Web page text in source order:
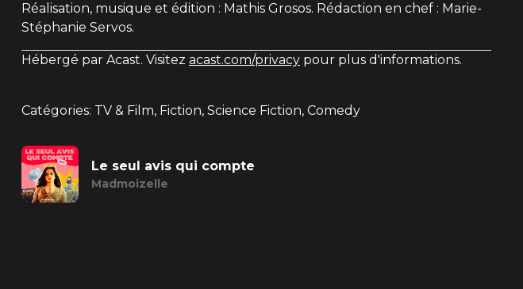
Réalisation, musique et édition : Mathis Grosos. Rédaction en chef : Marie-
Stéphanie Servos.
Hébergé par Acast. Visitez acast.com/privacy pour plus d'informations.
Catégories: TV & Film, Fiction, Science Fiction, Comedy
Le seul avis qui compte
Madmoizelle